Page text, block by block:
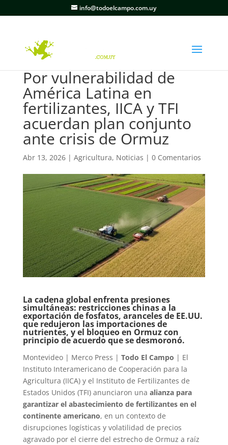
info@todoelcampo.com.uy
Por vulnerabilidad de
América Latina en
fertilizantes, IICA y TFI
acuerdan plan conjunto
ante crisis de Ormuz
Abr 13, 2026| Agricultura, Noticias | 0 Comentarios
La cadena global enfrenta presiones
simultáneas: restricciones chinas a la
exportación de fosfatos, aranceles de EE.UU.
que redujeron las importaciones de
nutrientes, y el bloqueo en Ormuz con
principio de acuerdo que se desmoronó.
Montevideo | Merco Press | Todo El Campo | El
Instituto Interamericano de Cooperación para la
Agricultura (IICA) y el Instituto de Fertilizantes de
Estados Unidos (TFI) anunciaron una alianza para
garantizar el abastecimiento de fertilizantes en el
continente americano, en un contexto de
disrupciones logísticas y volatilidad de precios
agravado por el cierre del estrecho de Ormuz a raíz